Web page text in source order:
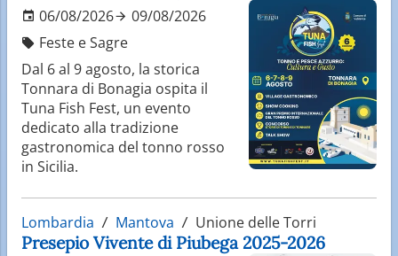
06/08/2026
09/08/2026
Feste e Sagre
Dal 6 al 9 agosto, la storica
Tonnara di Bonagia ospita il
Tuna Fish Fest, un evento
dedicato alla tradizione
gastronomica del tonno rosso
in Sicilia.
Lombardia Mantova Unione delle Torri
Presepio Vivente di Piubega 2025-2026